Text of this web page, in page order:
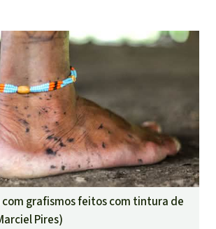
com grafismos feitos com tintura de
Pires)